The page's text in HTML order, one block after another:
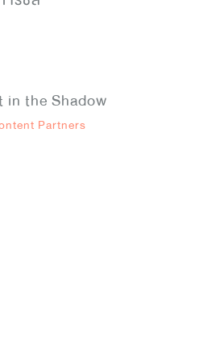
in the Shadow
Partners